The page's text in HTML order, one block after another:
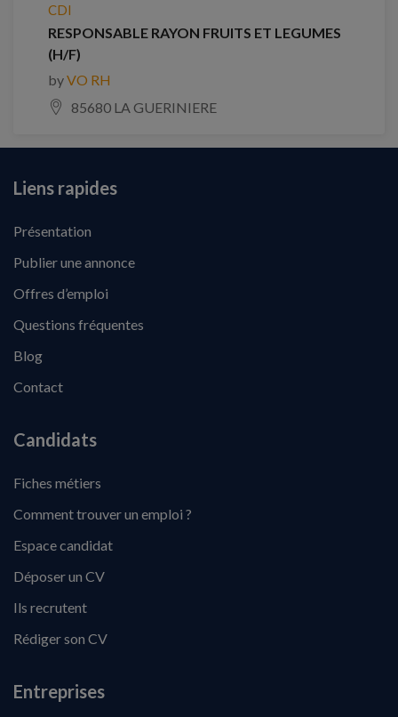
CDI
RESPONSABLE RAYON FRUITS ET LEGUMES
(H/F)
byVO RH
85680 LA GUERINIERE
Liens rapides
Présentation
Publier une annonce
Offres d’emploi
Questions fréquentes
Blog
Contact
Candidats
Fiches métiers
Comment trouver un emploi ?
Espace candidat
Déposer un CV
Ils recrutent
Rédiger son CV
Entreprises